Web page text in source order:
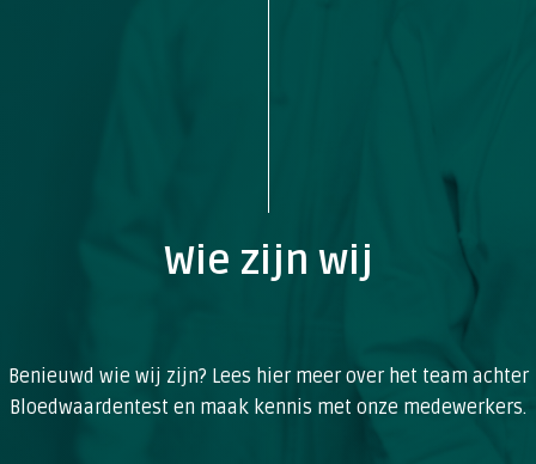
Wie zijn wij
Benieuwd wie wij zijn? Lees hier meer over het team achter
Bloedwaardentest en maak kennis met onze medewerkers.